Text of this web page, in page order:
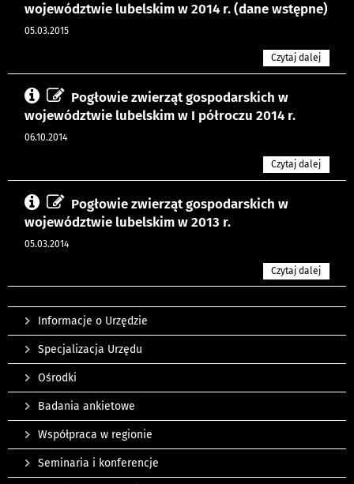
województwie lubelskim w 2014 r. (dane wstępne)
05.03.2015
Czytaj dalej
Pogłowie zwierząt gospodarskich w
województwie lubelskim w I półroczu 2014 r.
06.10.2014
Czytaj dalej
Pogłowie zwierząt gospodarskich w
województwie lubelskim w 2013 r.
05.03.2014
Czytaj dalej
Informacje o Urzędzie
Specjalizacja Urzędu
Ośrodki
Badania ankietowe
Współpraca w regionie
Seminaria i konferencje